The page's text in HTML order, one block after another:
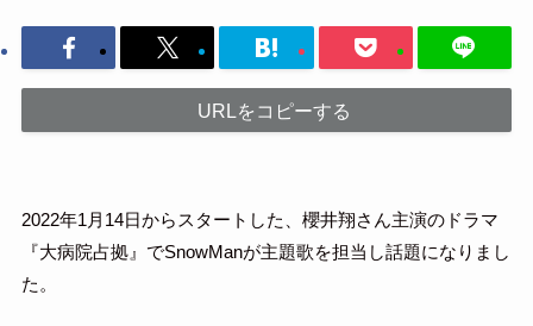
URLをコピーする
2022年1月14日からスタートした、櫻井翔さん主演のドラマ
『大病院占拠』でSnowManが主題歌を担当し話題になりまし
た。